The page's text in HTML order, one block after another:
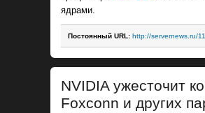
ядрами.
Постоянный URL: http://servernews.ru/
NVIDIA ужесточит
Foxconn и других